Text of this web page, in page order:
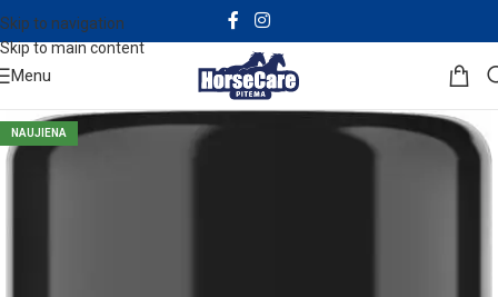
Skip to navigation
Skip to main content
Menu
NAUJIENA